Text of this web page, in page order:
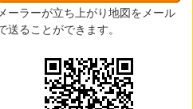
ーラーが立ち上がり地図をメール
送ることができます。